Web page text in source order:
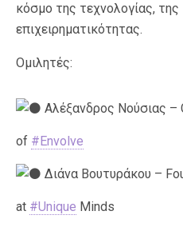
κόσμο της τεχνολογίας, της
επιχειρηματικότητας.
Ομιλητές:
Αλέξανδρος Νούσιας –
of #Envolve
Διάνα Βουτυράκου –
at #Unique Minds